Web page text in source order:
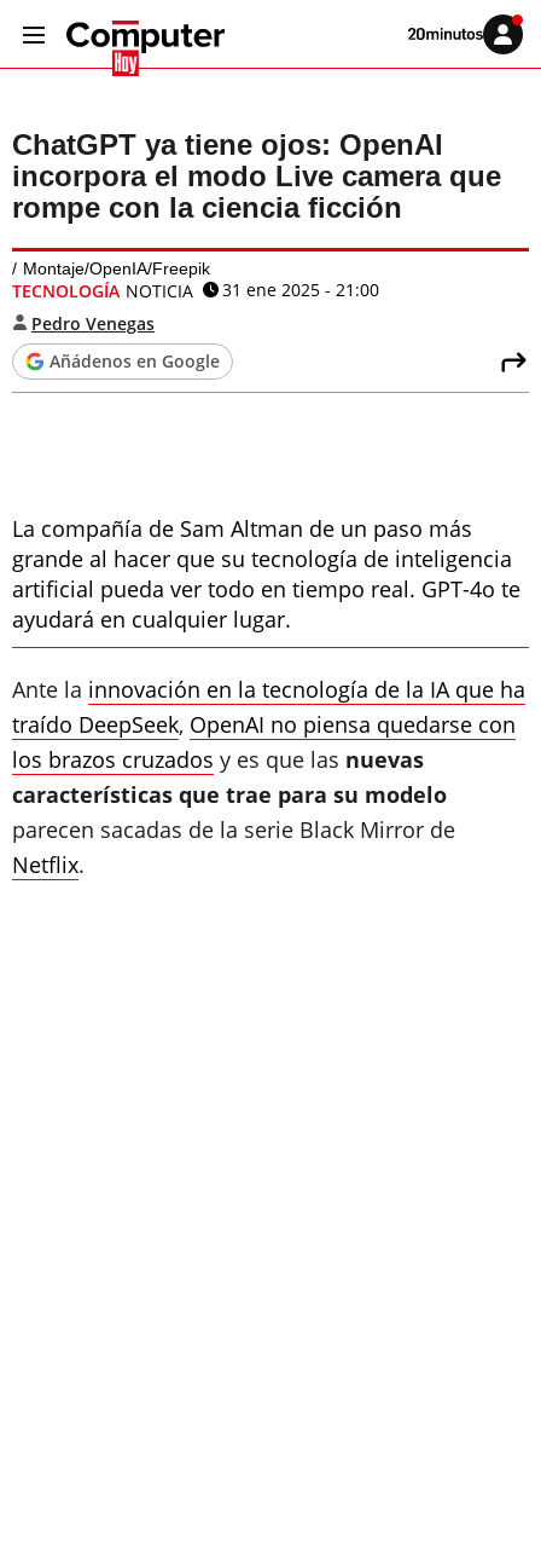
Volver
Iniciar
sesión
ChatGPT ya tiene ojos: OpenAI
incorpora el modo Live camera que
rompe con la ciencia ficción
Montaje/OpenIA/Freepik
TECNOLOGÍA NOTICIA
31 ene 2025 - 21:00
Pedro Venegas
Añádenos en Google
La compañía de Sam Altman de un paso más
grande al hacer que su tecnología de inteligencia
artificial pueda ver todo en tiempo real. GPT-4o te
ayudará en cualquier lugar.
Ante la innovación en la tecnología de la IA que ha
traído DeepSeek, OpenAI no piensa quedarse con
los brazos cruzados y es que las nuevas
características que trae para su modelo
parecen sacadas de la serie Black Mirror de
Netflix.